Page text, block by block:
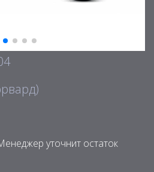
уточнит остаток